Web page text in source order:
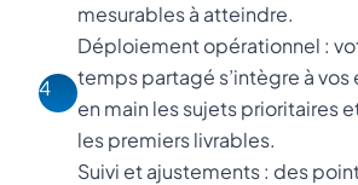
mesurables à atteindre.
4
Déploiement opérationnel :
temps partagé s’intègre à
en main les sujets prioritaires
les premiers livrables.
Suivi et ajustements : des